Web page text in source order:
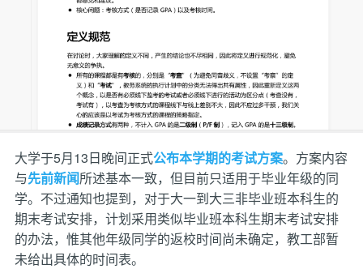
大学于5月13日晚间正式公布本学期的考试方案。方案内容
与先前新闻所述基本一致，但目前只适用于毕业年级的同
学。不过通知也提到，对于大一到大三非毕业班本科生的
期末考试安排，计划采用类似毕业班本科生期末考试安排
的办法，惟其他年级同学的返校时间尚未确定，教工部暂
未给出具体的时间表。